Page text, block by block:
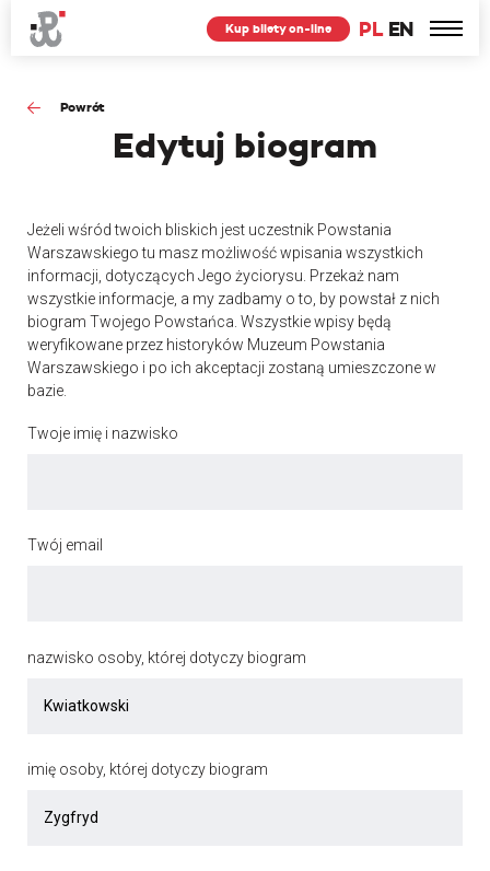
PL EN
Kup bilety on-line
Powrót
Edytuj biogram
Jeżeli wśród twoich bliskich jest uczestnik Powstania
Warszawskiego tu masz możliwość wpisania wszystkich
informacji, dotyczących Jego życiorysu. Przekaż nam
wszystkie informacje, a my zadbamy o to, by powstał z nich
biogram Twojego Powstańca. Wszystkie wpisy będą
weryfikowane przez historyków Muzeum Powstania
Warszawskiego i po ich akceptacji zostaną umieszczone w
bazie.
Twoje imię i nazwisko
Twój email
nazwisko osoby, której dotyczy biogram
imię osoby, której dotyczy biogram